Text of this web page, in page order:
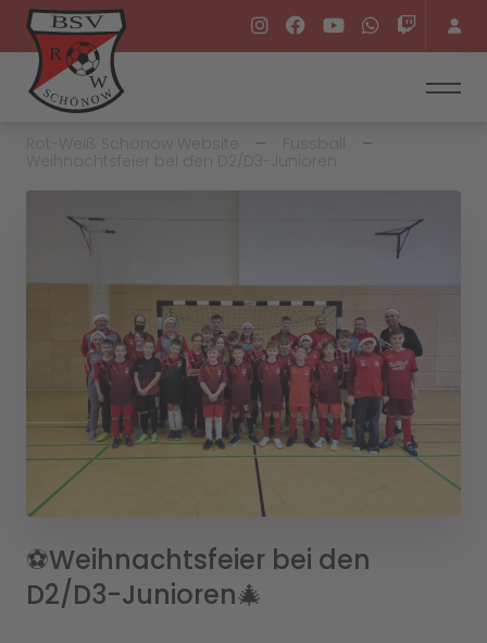
⚽️Weihnachtsfeier bei den
D2/D3-Junioren🎄